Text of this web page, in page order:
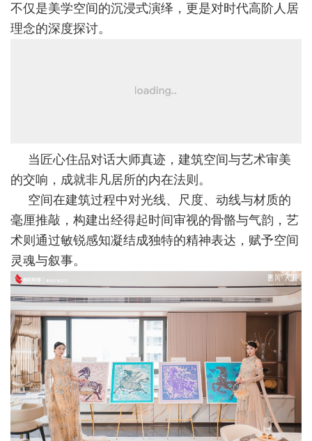
不仅是美学空间的沉浸式演绎，更是对时代高阶人居
理念的深度探讨。
当匠心住品对话大师真迹，建筑空间与艺术审美
的交响，成就非凡居所的内在法则。
空间在建筑过程中对光线、尺度、动线与材质的
毫厘推敲，构建出经得起时间审视的骨骼与气韵，艺
术则通过敏锐感知凝结成独特的精神表达，赋予空间
灵魂与叙事。